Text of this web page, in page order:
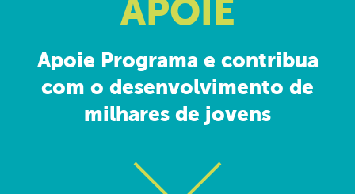
APOIE
Apoie Programa e contribua
com o desenvolvimento de
milhares de jovens